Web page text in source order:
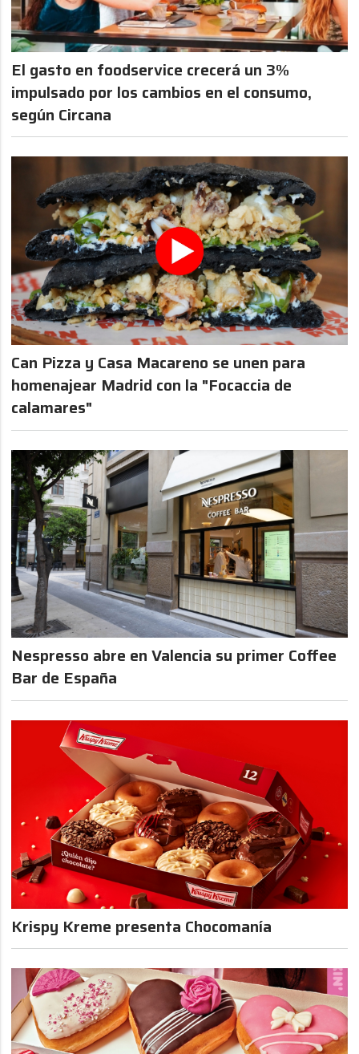
El gasto en foodservice crecerá un 3%
impulsado por los cambios en el consumo,
según Circana
Can Pizza y Casa Macareno se unen para
homenajear Madrid con la "Focaccia de
calamares"
Nespresso abre en Valencia su primer Coffee
Bar de España
Krispy Kreme presenta Chocomanía